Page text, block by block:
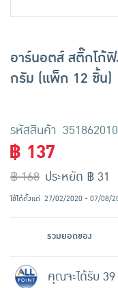
อาร์นอตส์ สติ๊กโก้ฟิ
กรัม (แพ็ก 12 ชิ้น)
รหัสสินค้า 351862010
฿ 137
฿ 168 ประหยัด ฿ 31
ใช้ได้ตั้งแต่ 27/02/2020 - 07/08/
รวมยอดของ
คุณจะได้รับ